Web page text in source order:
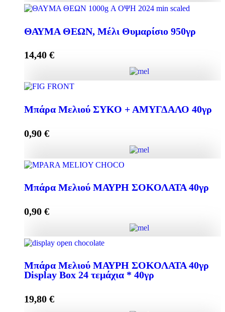
ΘΑΥΜΑ ΘΕΩΝ, Μέλι Θυμαρίσιο 950γρ
14,40 €
Μπάρα Μελιού ΣΥΚΟ + ΑΜΥΓΔΑΛΟ 40γρ
0,90 €
Μπάρα Μελιού ΜΑΥΡΗ ΣΟΚΟΛΑΤΑ 40γρ
0,90 €
Μπάρα Μελιού ΜΑΥΡΗ ΣΟΚΟΛΑΤΑ 40γρ
Display Box 24 τεμάχια * 40γρ
19,80 €